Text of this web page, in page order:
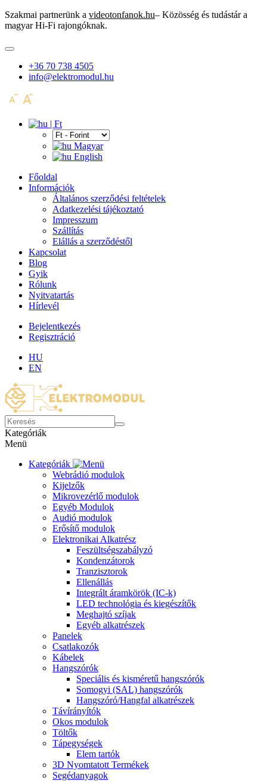
Szakmai partnerünk a videotonfanok.hu– Közösség és tudástár a
magyar Hi-Fi rajongóknak.
+36 70 738 4505
info@elektromodul.hu
| Ft
Magyar
English
Főoldal
Információk
Általános szerződési feltételek
Adatkezelési tájékoztató
Impresszum
Szállítás
Elállás a szerződéstől
Kapcsolat
Blog
Gyik
Rólunk
Nyitvatartás
Hírlevél
Bejelentkezés
Regisztráció
HU
EN
Kategóriák
Menü
Kategóriák
Webrádió modulok
Kijelzők
Mikrovezérlő modulok
Egyéb Modulok
Audió modulok
Erősítő modulok
Elektronikai Alkatrész
Feszültségszabályzó
Kondenzátorok
Tranzisztorok
Ellenállás
Integrált áramkörök (IC-k)
LED technológia és kiegészítők
Meghajtó szíjak
Egyéb alkatrészek
Panelek
Csatlakozók
Kábelek
Hangszórók
Speciális és kisméretű hangszórók
Somogyi (SAL) hangszórók
Hangszóró/Hangfal alkatrészek
Távírányítók
Okos modulok
Töltők
Tápegységek
Elem tartók
3D Nyomtatott Termékek
Segédanyagok